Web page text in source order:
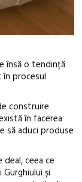
însă o tendință
în procesul
construire
în facerea
să aduci produse
ceea ce
și